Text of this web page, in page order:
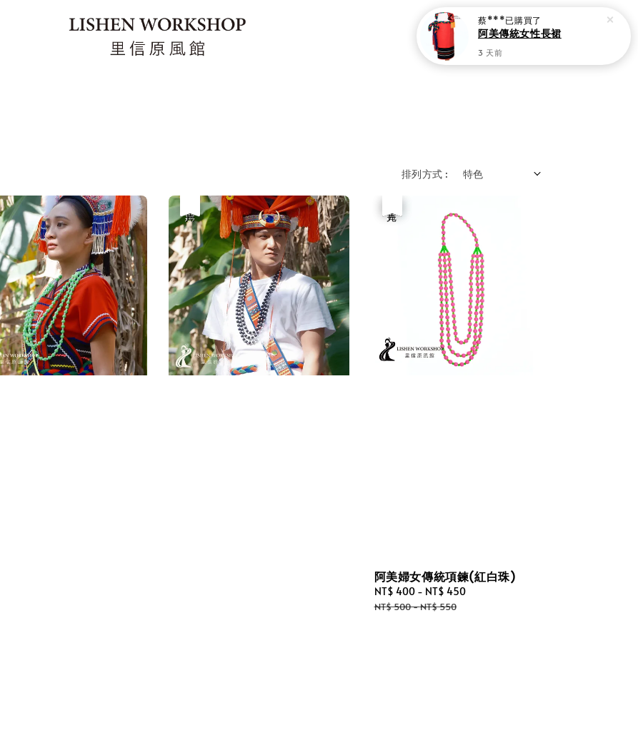
排列方式 :
阿美婦女傳統項鍊(紅白珠)
Sale
price
NT$ 400- NT$ 450
NT$ 500-NT$ 550
蔡***已購買了
阿美傳統女性長裙
3 天前